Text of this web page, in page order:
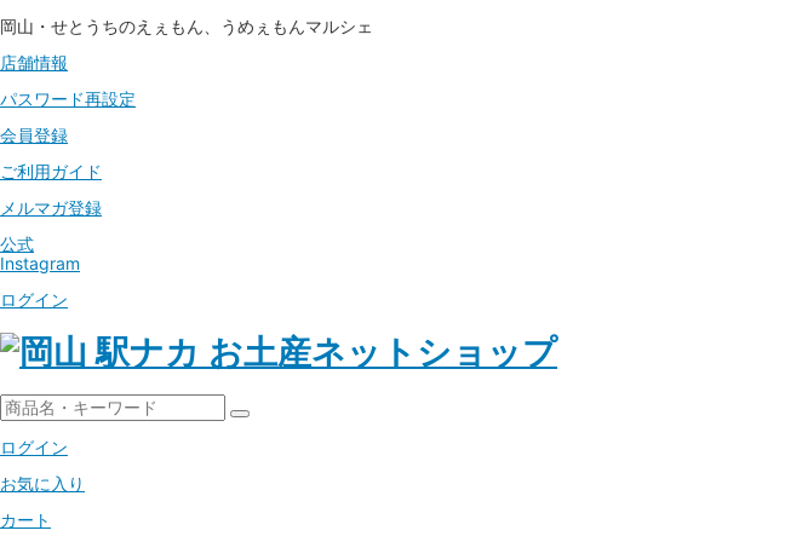
岡山・せとうちのえぇもん、うめぇもんマルシェ
店舗情報
パスワード再設定
会員登録
ご利用ガイド
メルマガ登録
公式
Instagram
ログイン
ログイン
お気に入り
カート